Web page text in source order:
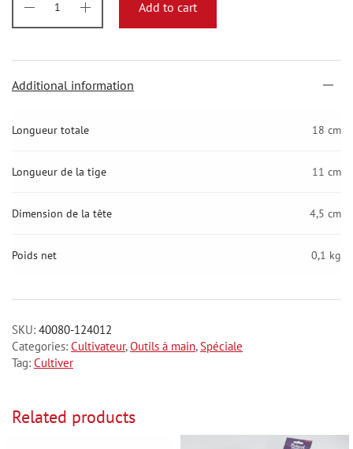
Add to cart
Additional information
Longueur totale 18 cm
Longueur de la tige 11 cm
Dimension de la tête 4,5 cm
Poids net 0,1 kg
SKU: 40080-124012
Categories: Cultivateur,Outils à main,Spéciale
Tag: Cultiver
Related products